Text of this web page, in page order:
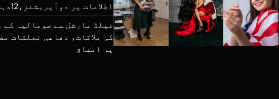
اطلاعات پر دوآپریشنز،12دہشتگرد ہلاک
فیلڈ مارشل سے صومالیہ کے
کی ملاقات، دفاعی تعلقات
پر اتفاق